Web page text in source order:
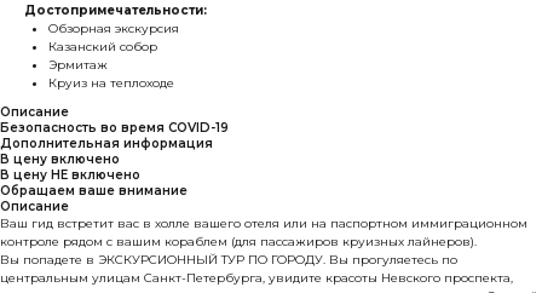
Достопримечательности:
Обзорная экскурсия
Казанский собор
Эрмитаж
Круиз на теплоходе
Описание
Безопасность во время COVID-19
Дополнительная информация
В цену включено
В цену НЕ включено
Обращаем ваше внимание
Описание
Ваш гид встретит вас в холле вашего отеля или на паспортном иммиграционном
контроле рядом с вашим кораблем (для пассажиров круизных лайнеров).
Вы попадете в ЭКСКУРСИОННЫЙ ТУР ПО ГОРОДУ. Вы прогуляетесь по
центральным улицам Санкт-Петербурга, увидите красоты Невского проспекта,